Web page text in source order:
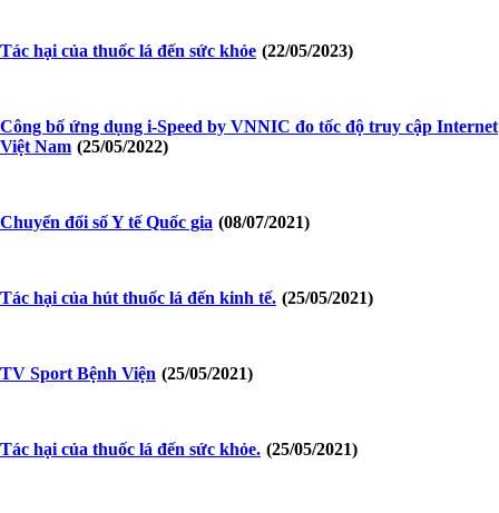
Tác hại của thuốc lá đến sức khỏe (22/05/2023)
Công bố ứng dụng i-Speed by VNNIC đo tốc độ truy cập Internet
Việt Nam (25/05/2022)
Chuyển đổi số Y tế Quốc gia (08/07/2021)
Tác hại của hút thuốc lá đến kinh tế. (25/05/2021)
TV Sport Bệnh Viện (25/05/2021)
Tác hại của thuốc lá đến sức khỏe. (25/05/2021)